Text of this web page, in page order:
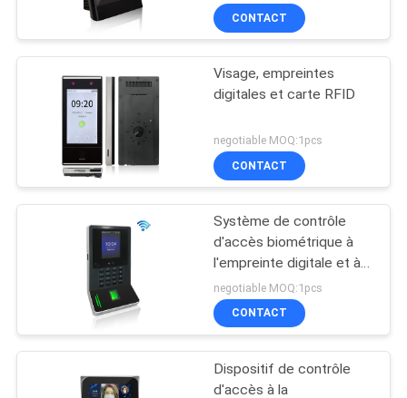
avec logiciel FA1000
CONTACT
Visage, empreintes
digitales et carte RFID
negotiable MOQ:1pcs
CONTACT
Système de contrôle
d'accès biométrique à
l'empreinte digitale et à
l'heure biométrique du
visage avec port
WiFi/TCP/IP/USB FA220
negotiable MOQ:1pcs
CONTACT
Dispositif de contrôle
d'accès à la